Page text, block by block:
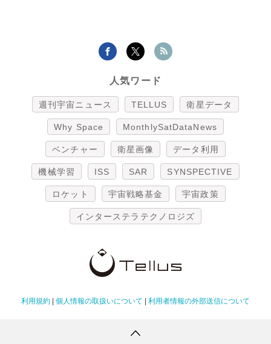
人気ワード
週刊宇宙ニュース TELLUS 衛星データ
Why Space MonthlySatDataNews
ベンチャー 衛星画像 データ利用
機械学習 ISS SAR SYNSPECTIVE
ロケット 宇宙戦略基金 宇宙政策
インターステラテクノロジズ
利用規約 個人情報の取扱いについて 利用者情報の外部送信について